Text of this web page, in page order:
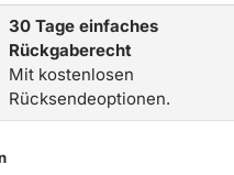
30 Tage einfaches
Rückgaberecht
Mit kostenlosen
Rücksendeoptionen.